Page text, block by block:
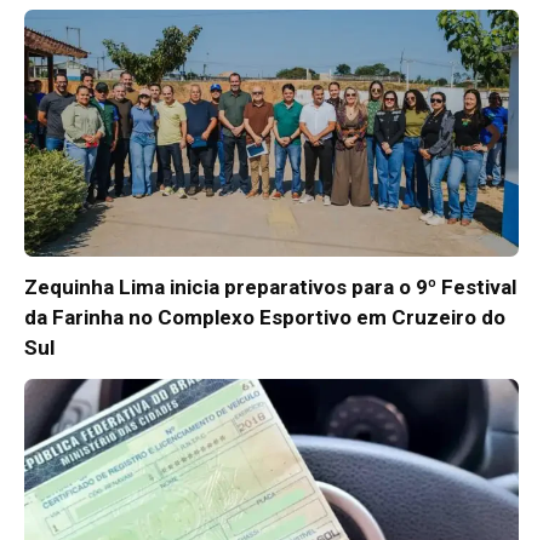
Zequinha Lima inicia preparativos para o 9º Festival
da Farinha no Complexo Esportivo em Cruzeiro do
Sul